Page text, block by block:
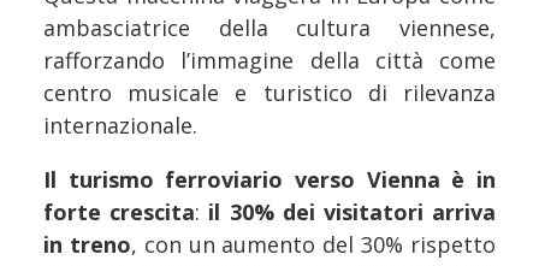
ambasciatrice della cultura viennese,
rafforzando l’immagine della città come
centro musicale e turistico di rilevanza
internazionale.
Il turismo ferroviario verso Vienna è in
forte crescita: il 30% dei visitatori arriva
in treno, con un aumento del 30% rispetto